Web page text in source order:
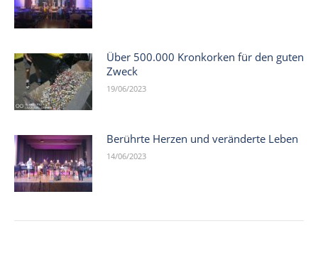
Über 500.000 Kronkorken für den guten
Zweck
19/06/2023
Berührte Herzen und veränderte Leben
14/06/2023